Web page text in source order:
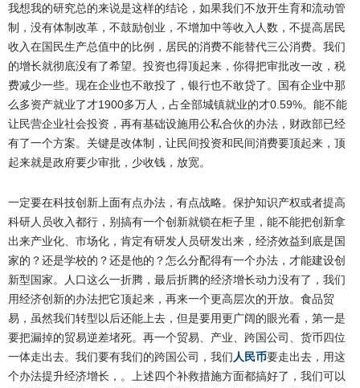
我想我的研究总的来说是这样的结论，如果我们不放开生育和流动管
制，没有体制改革，不鼓励创业，不增加中等收入人数，不提高居民
收入在国民生产总值中的比例，居民的消费不能替代三公消费。我们
的增长就彻底没有了希望。投资也得顶起来，你得把审批改一改，税
费减少一些。现在企业也不敢投了，银行也不敢贷了。国有企业中那
么多资产就业了才1900多万人，占全部城镇就业的才0.59%。能不能
让民营企业社会投资，再有基础设施用公私合伙的办法，财政部已经
有了一个方案。关键是改体制，让民间投资和民间消费要顶起来，顶
起来就是政府要少审批，少收钱，放宽。
一定要在科技创新上面有点办法，有点战略。保护知识产权或者提高
科研人员收入都行，别搞有一个创新就锁在柜子里，能不能把创新拿
出来产业化、市场化，肯定有研发人员研发出来，经济效益到底是国
家的？还是学校的？还是他的？怎么分配得有一个办法，才能建设创
新型国家。人口这么一折腾，最后折腾的经济增长动力没有了，我们
用经济创新的办法把它顶起来，再来一个更高层次的开放。食品贸
易，虽然我们转型以后还能上去，但是要用更广阔的眼光看，第一是
要把漏掉的贸易逆差堵死。再一个贸易、产业、跨国公司、货币四位
一体走出去。我们要有我们的跨国公司，我们 人民币要走出去，用这
个办法提升经济增长，。上述四个补救措施方面都搞好了，我们可以